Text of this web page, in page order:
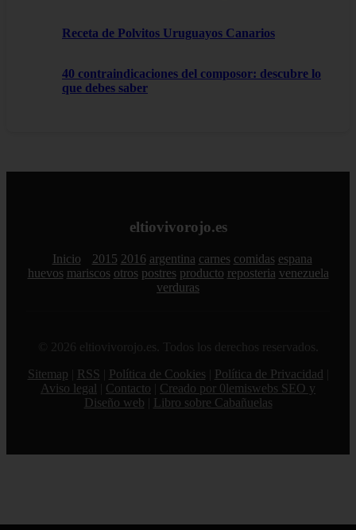
Receta de Polvitos Uruguayos Canarios
40 contraindicaciones del composor: descubre lo
que debes saber
eltiovivorojo.es
Inicio 2015 2016 argentina carnes comidas espana
huevos mariscos otros postres producto reposteria venezuela
verduras
© 2026 eltiovivorojo.es. Todos los derechos reservados.
Sitemap
RSS Política de Cookies Política de Privacidad
Aviso legal
Contacto
Creado por 0lemiswebs SEO y
Diseño web
Libro sobre Cabañuelas